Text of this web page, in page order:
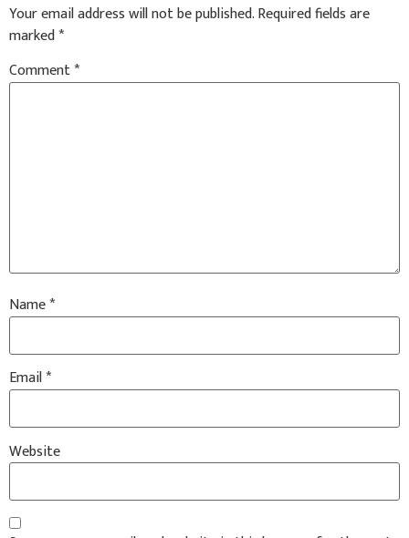
Your email address will not be published.Required fields are
marked*
Comment*
Name*
Email*
Website